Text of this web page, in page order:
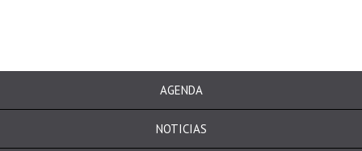
AGENDA
NOTICIAS